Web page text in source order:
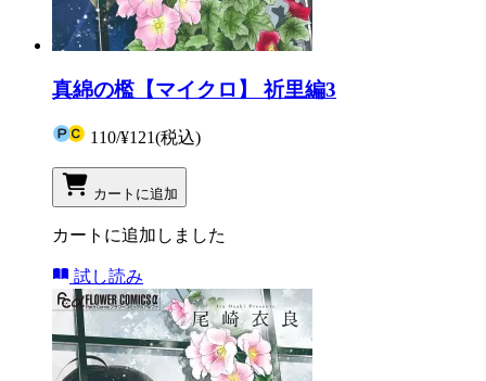
真綿の檻【マイクロ】 祈里編3
110/¥121(税込)
カートに追加
カートに追加しました
試し読み